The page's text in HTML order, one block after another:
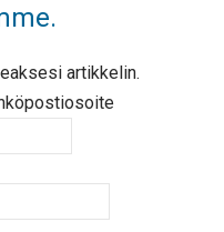
artikkelin.